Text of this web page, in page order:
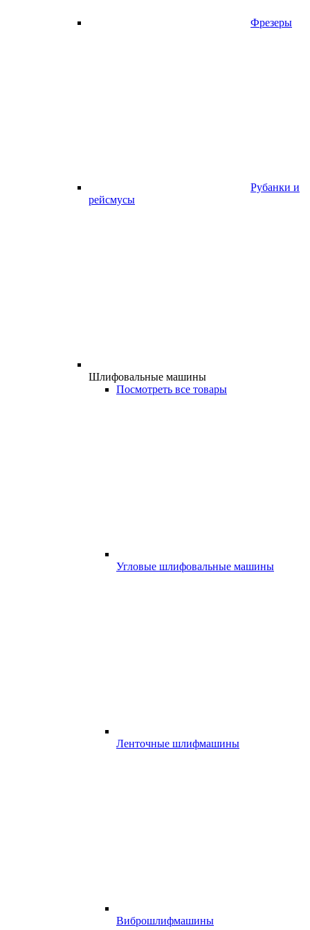
Фрезеры
Рубанки и
рейсмусы
Шлифовальные машины
Посмотреть все товары
Угловые шлифовальные машины
Ленточные шлифмашины
Виброшлифмашины